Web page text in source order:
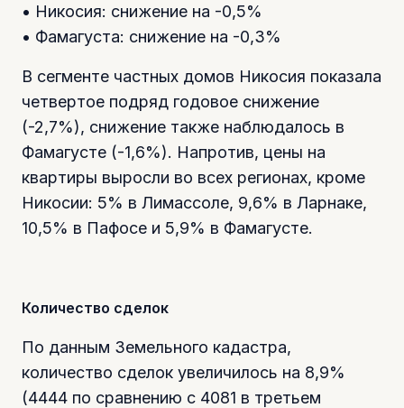
• Никосия: снижение на -0,5%
• Фамагуста: снижение на -0,3%
В сегменте частных домов Никосия показала
четвертое подряд годовое снижение
(-2,7%), снижение также наблюдалось в
Фамагусте (-1,6%). Напротив, цены на
квартиры выросли во всех регионах, кроме
Никосии: 5% в Лимассоле, 9,6% в Ларнаке,
10,5% в Пафосе и 5,9% в Фамагусте.
Количество сделок
По данным Земельного кадастра,
количество сделок увеличилось на 8,9%
(4444 по сравнению с 4081 в третьем